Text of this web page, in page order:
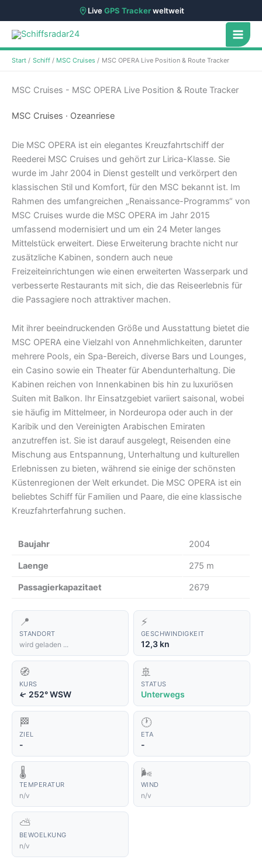
LiveGPS Trackerweltweit
Zum
Inhalt
springen
Start Schiff MSC Cruises MSC OPERA Live Position & Route Tracker
MSC Cruises - MSC OPERA Live Position & Route Tracker
MSC Cruises · Ozeanriese
Die MSC OPERA ist ein elegantes Kreuzfahrtschiff der
Reederei MSC Cruises und gehört zur Lirica-Klasse. Sie
wurde im Jahr 2004 in Dienst gestellt und verkörpert den
klassischen Stil und Komfort, für den MSC bekannt ist. Im
Rahmen des umfangreichen „Renaissance-Programms“ von
MSC Cruises wurde die MSC OPERA im Jahr 2015
umfassend modernisiert und um ein 24 Meter langes
Mittelstück erweitert. Diese Erweiterung brachte nicht nur
zusätzliche Kabinen, sondern auch neue
Freizeiteinrichtungen wie einen erweiterten Wasserpark und
verbesserte Restaurants mit sich, die das Reiseerlebnis für
die Passagiere noch attraktiver machen.
Mit ihrer beeindruckenden Größe und Ausstattung bietet die
MSC OPERA eine Vielzahl von Annehmlichkeiten, darunter
mehrere Pools, ein Spa-Bereich, diverse Bars und Lounges,
ein Casino sowie ein Theater für Abendunterhaltung. Die
Kabinen reichen von Innenkabinen bis hin zu luxuriösen
Suiten mit Balkon. Ihr Einsatzgebiet variiert saisonal, wobei
sie häufig im Mittelmeer, in Nordeuropa oder auch in der
Karibik und den Vereinigten Arabischen Emiraten
anzutreffen ist. Sie ist darauf ausgelegt, Reisenden eine
Mischung aus Entspannung, Unterhaltung und kulturellen
Erlebnissen zu bieten, während sie einige der schönsten
Küstenregionen der Welt erkundet. Die MSC OPERA ist ein
beliebtes Schiff für Familien und Paare, die eine klassische
Kreuzfahrterfahrung suchen.
Baujahr 2004
Laenge 275 m
Passagierkapazitaet 2679
📍
STANDORT
wird geladen ...
⚡
GESCHWINDIGKEIT
12,3 kn
🧭
KURS
↑252° WSW
🚢
STATUS
Unterwegs
🏁
ZIEL
-
🕐
ETA
-
🌡️
TEMPERATUR
n/v
🌬️
WIND
n/v
⛅
BEWOELKUNG
n/v